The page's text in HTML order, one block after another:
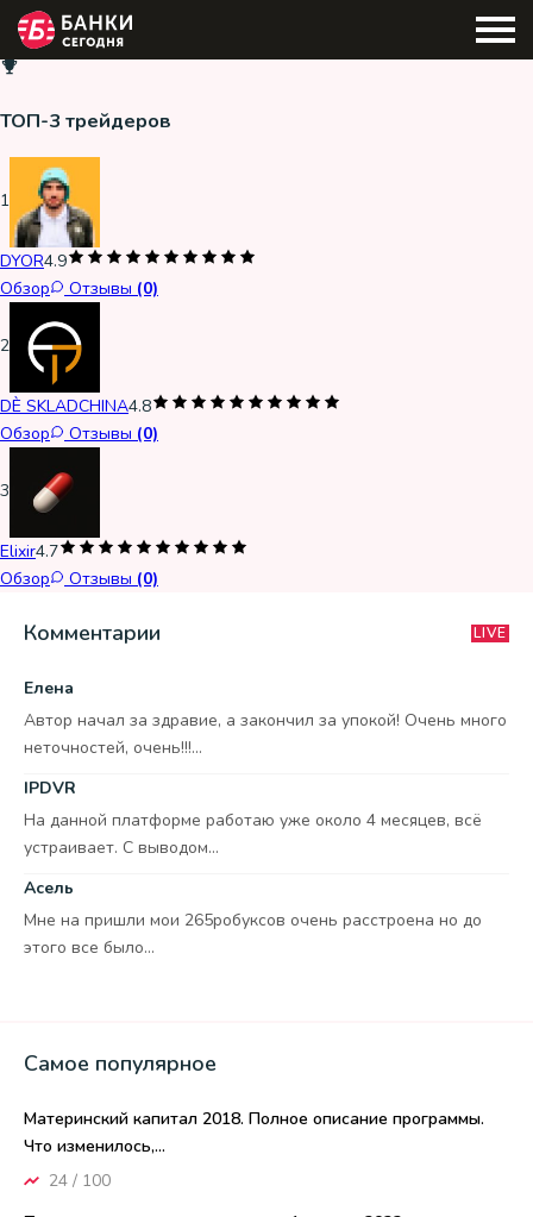
ТОП-3 трейдеров
1
DYOR4.9
Обзор
Отзывы (0)
2
DÈ SKLADCHINA4.8
Обзор
Отзывы (0)
3
Elixir4.7
Обзор
Отзывы (0)
Комментарии LIVE
Елена
Автор начал за здравие, а закончил за упокой! Очень много
неточностей, очень!!!...
IPDVR
На данной платформе работаю уже около 4 месяцев, всё
устраивает. С выводом...
Асель
Мне на пришли мои 265робуксов очень расстроена но до
этого все было...
Самое популярное
Материнский капитал 2018. Полное описание программы.
Что изменилось,...
24 / 100